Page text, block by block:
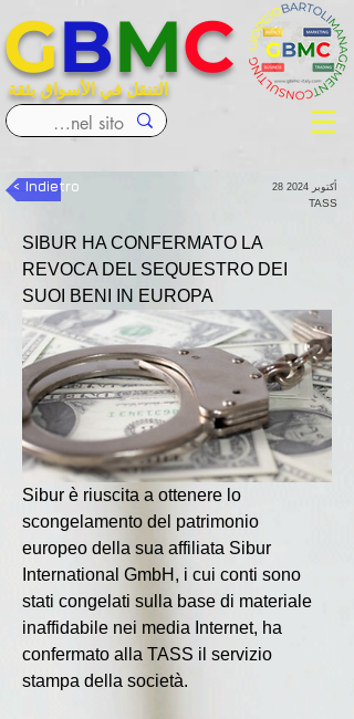
التنقل في الأسواق بثقة
GBMC
< Indietro 28 أكتوبر 2024
TASS
SIBUR HA CONFERMATO LA
REVOCA DEL SEQUESTRO DEI
SUOI BENI IN EUROPA
Sibur è riuscita a ottenere lo
scongelamento del patrimonio
europeo della sua affiliata Sibur
International GmbH, i cui conti sono
stati congelati sulla base di materiale
inaffidabile nei media Internet, ha
confermato alla TASS il servizio
stampa della società.